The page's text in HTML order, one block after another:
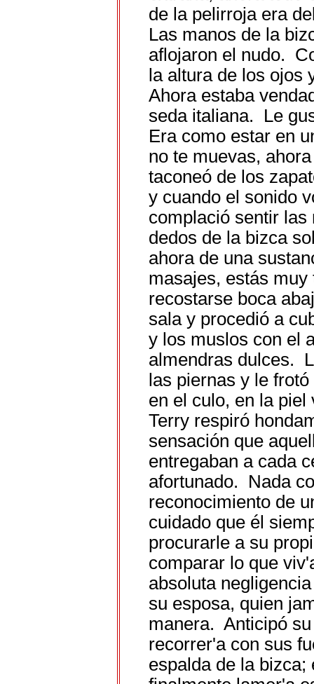
de la pelirroja era
Las manos de la
aflojaron el nudo.
la altura de los
Ahora estaba
seda italiana. Le
Era como estar en
no te muevas,
taconeó de los
y cuando el sonido
complació sentir
dedos de la bizca
ahora de una
masajes, estás
recostarse boca
sala y procedió a
y los muslos con el
almendras dulces.
las piernas y le
en el culo, en la
Terry respiró
sensación que
entregaban a cada
afortunado. Nada
reconocimiento de
cuidado que él
procurarle a su
comparar lo que
absoluta
su esposa, quien
manera. Anticipó
recorrer'a con sus
espalda de la bizca;